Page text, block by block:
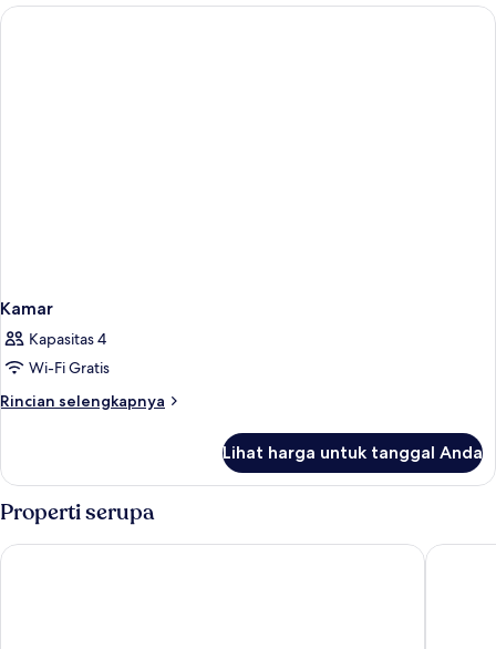
Kamar
Kapasitas 4
Wi-Fi Gratis
Rincian selengkapnya
Rincian
Kamar
Lihat harga untuk tanggal Anda
Properti serupa
Toyoko Inn Misato-chuo Ekimae Toyoko